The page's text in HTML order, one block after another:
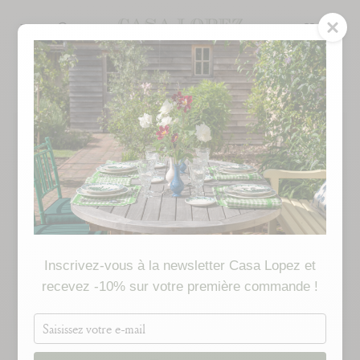
content
Inscrivez-vous à la newsletter Casa Lopez et
recevez -10% sur votre première commande !
Saisissez
e-